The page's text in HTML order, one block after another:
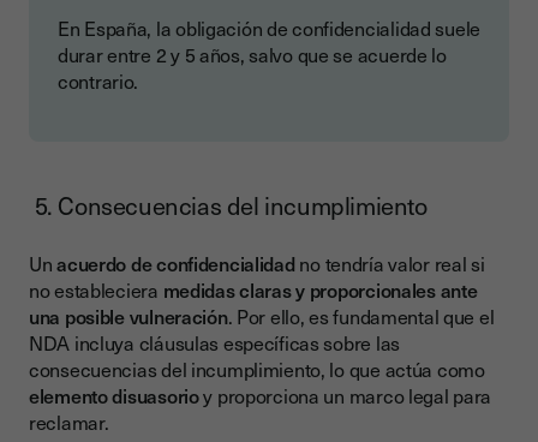
En España, la obligación de confidencialidad suele
durar entre 2 y 5 años, salvo que se acuerde lo
contrario.
5. Consecuencias del incumplimiento
Unacuerdo de confidencialidad no tendría valor real si
no estableciera medidas claras y proporcionales ante
una posible vulneración. Por ello, es fundamental que el
NDA incluya cláusulas específicas sobre las
consecuencias del incumplimiento, lo que actúa como
elemento disuasorioy proporciona un marco legal para
reclamar.